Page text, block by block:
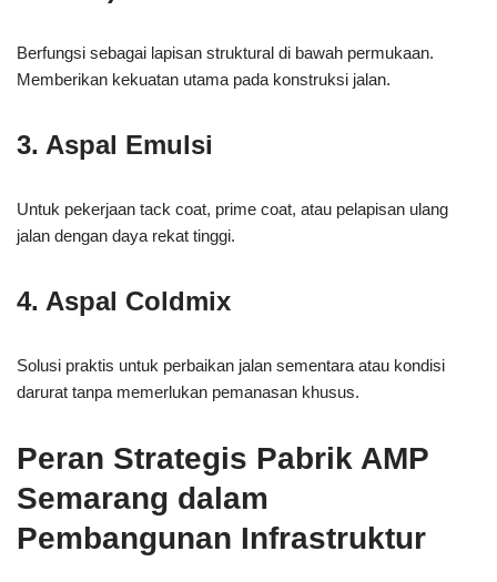
Berfungsi sebagai lapisan struktural di bawah permukaan.
Memberikan kekuatan utama pada konstruksi jalan.
3. Aspal Emulsi
Untuk pekerjaan tack coat, prime coat, atau pelapisan ulang
jalan dengan daya rekat tinggi.
4. Aspal Coldmix
Solusi praktis untuk perbaikan jalan sementara atau kondisi
darurat tanpa memerlukan pemanasan khusus.
Peran Strategis Pabrik AMP
Semarang dalam
Pembangunan Infrastruktur